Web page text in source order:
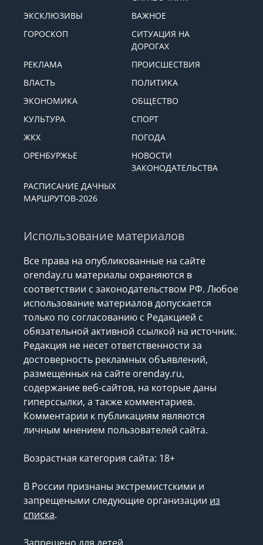
АРХИВ
СПРАВОЧНИК
ЭКСКЛЮЗИВЫ
ВАЖНОЕ
ДОРОГАХ
РЕКЛАМА
ПРОИСШЕСТВИЯ
ВЛАСТЬ
ПОЛИТИКА
ЭКОНОМИКА
ОБЩЕСТВО
КУЛЬТУРА
СПОРТ
ЖКХ
ПОГОДА
Использование материалов
Все права на опубликованные на сайте
orenday.ru материалы охраняются в
соответствии с законодательством РФ. Любое
использование материалов допускается
только по согласованию с Редакцией с
обязательной активной ссылкой на источник.
Редакция не несет ответственности за
достоверность рекламных объявлений,
размещенных на сайте orenday.ru,
содержание веб-сайтов, на которые даны
гиперссылки, а также комментариев.
личным мнением пользователей сайта.
Возрастная категория сайта: 18+
В России признаны экстремистскими и
запрещеными следующие организации
списка.